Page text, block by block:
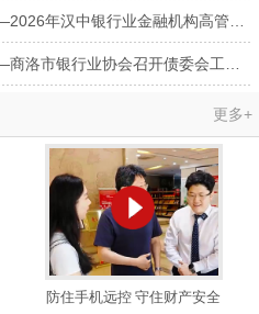
更多+
防住手机远控 守住财产安全